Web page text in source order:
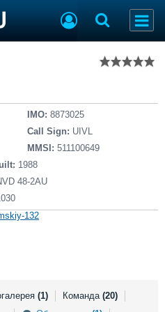
Флот
IMO: 8873025
Call Sign: UIVL
MMSI: 511100649
1988
48-2AU
(1) Команда (20)